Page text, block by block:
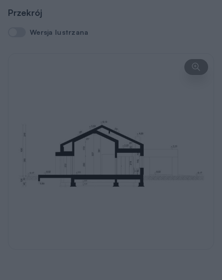
Przekrój
Wersja lustrzana
Wersja lustrzana